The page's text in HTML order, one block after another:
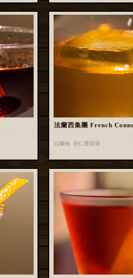
法蘭西集團 French
白蘭地 杏仁香甜酒